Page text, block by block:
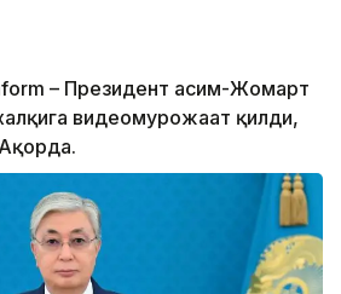
– Президент Қасим-Жомарт
видеомурожаат қилди,